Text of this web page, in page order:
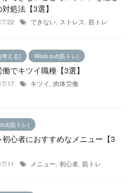
処法【3選】
7/22 できない, ストレス, 筋トレ
える) Work out(筋トレ)
でキツイ職種【3選】
7/17 キツイ, 肉体労働
筋トレ)
初心者におすすめなメニュー【3
11 メニュー, 初心者, 筋トレ